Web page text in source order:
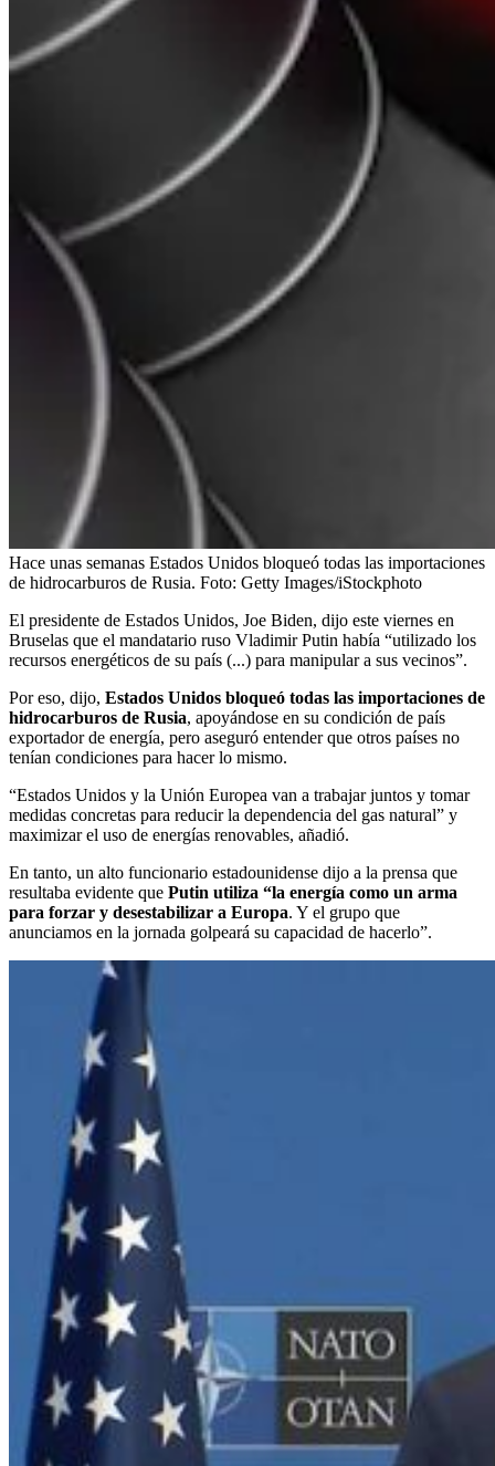
Hace unas semanas Estados Unidos bloqueó todas las importaciones
de hidrocarburos de Rusia. Foto: Getty Images/iStockphoto
El presidente de Estados Unidos, Joe Biden, dijo este viernes en
Bruselas que el mandatario ruso Vladimir Putin había “utilizado los
recursos energéticos de su país (...) para manipular a sus vecinos”.
Por eso, dijo, Estados Unidos bloqueó todas las importaciones de
hidrocarburos de Rusia, apoyándose en su condición de país
exportador de energía, pero aseguró entender que otros países no
tenían condiciones para hacer lo mismo.
“Estados Unidos y la Unión Europea van a trabajar juntos y tomar
medidas concretas para reducir la dependencia del gas natural” y
maximizar el uso de energías renovables, añadió.
En tanto, un alto funcionario estadounidense dijo a la prensa que
resultaba evidente que Putin utiliza “la energía como un arma
para forzar y desestabilizar a Europa. Y el grupo que
anunciamos en la jornada golpeará su capacidad de hacerlo”.